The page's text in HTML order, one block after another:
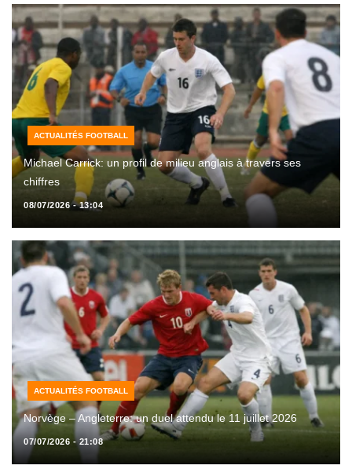
ACTUALITÉS FOOTBALL
Michael Carrick: un profil de milieu anglais à travers ses
chiffres
08/07/2026 - 13:04
ACTUALITÉS FOOTBALL
Norvège – Angleterre: un duel attendu le 11 juillet 2026
07/07/2026 - 21:08